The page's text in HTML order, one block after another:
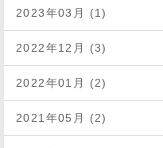
2023年03月 (1)
2022年12月 (3)
2022年01月 (2)
2021年05月 (2)